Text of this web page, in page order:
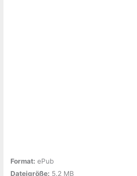
Format: ePub
Dateigröße: ‎5.2 MB